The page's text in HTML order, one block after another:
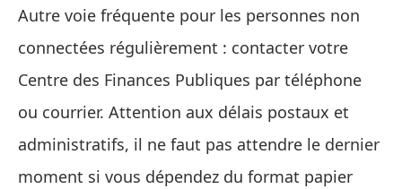
Autre voie fréquente pour les personnes non
connectées régulièrement : contacter votre
Centre des Finances Publiques par téléphone
ou courrier. Attention aux délais postaux et
administratifs, il ne faut pas attendre le dernier
moment si vous dépendez du format papier